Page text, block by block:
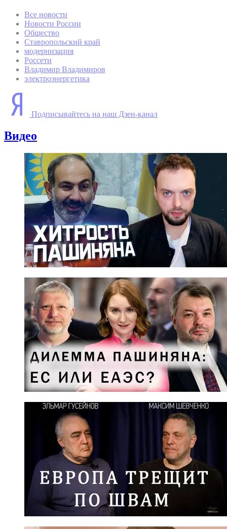
Все новости
Новости России
Общество
Ставропольский край
модернизация
Россети
Владимир Владимиров
электроэнергетика
Подписывайтесь на наш Дзен-канал
Видео